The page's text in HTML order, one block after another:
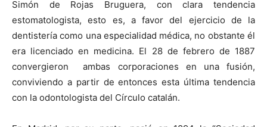
Simón de Rojas Bruguera, con clara tendencia
estomatologista, esto es, a favor del ejercicio de la
dentistería como una especialidad médica, no obstante él
era licenciado en medicina. El 28 de febrero de 1887
convergieron ambas corporaciones en una fusión,
conviviendo a partir de entonces esta última tendencia
con la odontologista del Círculo catalán.